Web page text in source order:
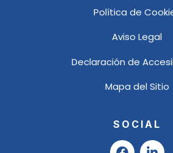
Política de
Aviso Legal
Declaración de
Mapa del Sitio
SOCIAL
F
L